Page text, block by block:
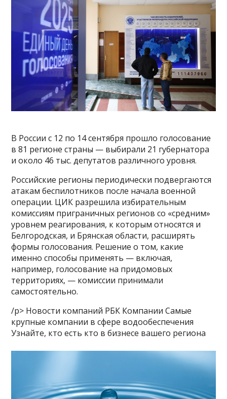
В России с 12 по 14 сентября прошло голосование
в 81 регионе страны — выбирали 21 губернатора
и около 46 тыс. депутатов различного уровня.
Российские регионы периодически подвергаются
атакам беспилотников после начала военной
операции. ЦИК разрешила избирательным
комиссиям приграничных регионов со «средним»
уровнем реагирования, к которым относятся и
Белгородская, и Брянская области, расширять
формы голосования. Решение о том, какие
именно способы применять — включая,
например, голосование на придомовых
территориях, — комиссии принимали
самостоятельно.
/p> Новости компаний РБК Компании Самые
крупные компании в сфере водообеспечения
Узнайте, кто есть кто в бизнесе вашего региона